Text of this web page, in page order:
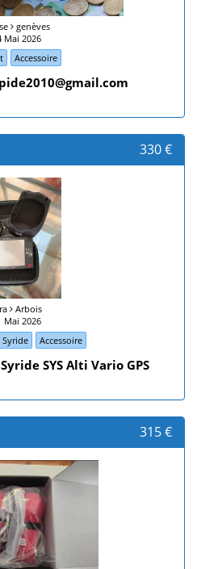
genèves
Mai 2026
Accessoire
330 €
Arbois
Mai 2026
Syride Accessoire
SYS Alti Vario GPS
315 €